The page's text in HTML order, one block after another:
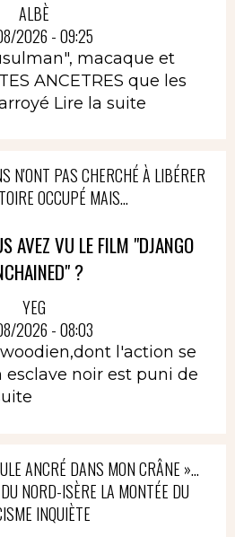
ALBÈ
2026 - 09:25
macaque et
ANCETRES que les
Lire la suite
N'ONT PAS CHERCHÉ À LIBÉRER
OCCUPÉ MAIS...
AVEZ VU LE FILM "DJANGO
?
YEG
2026 - 08:03
l'action se
esclave noir est puni de
ANCRÉ DANS MON CRÂNE »…
NORD-ISÈRE LA MONTÉE DU
INQUIÈTE